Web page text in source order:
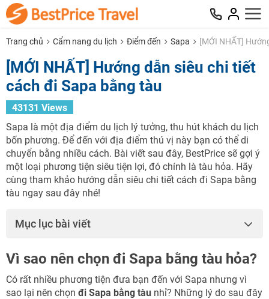
Trang chủ Cẩm nang du lịch Điểm đến Sapa [MỚI NHẤT]
[MỚI NHẤT] Hướng dẫn siêu chi tiết
cách đi Sapa bằng tàu
43131 Views
Sapa là một địa điểm du lịch lý tưởng, thu hút khách du lịch
bốn phương. Để đến với địa điểm thú vị này bạn có thể di
chuyển bằng nhiều cách. Bài viết sau đây, BestPrice sẽ gợi ý
một loại phương tiện siêu tiện lợi, đó chính là tàu hỏa. Hãy
cùng tham khảo hướng dẫn siêu chi tiết cách đi Sapa bằng
tàu ngay sau đây nhé!
Mục lục bài viết
Vì sao nên chọn đi Sapa bằng tàu hỏa?
Có rất nhiều phương tiện đưa bạn đến với Sapa nhưng vì
sao lại nên chọn đi Sapa bằng tàu nhỉ? Những lý do sau đây